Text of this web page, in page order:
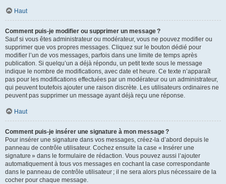
Haut
Comment puis-je modifier ou supprimer un message ?
Sauf si vous êtes administrateur ou modérateur, vous ne pouvez modifier ou
supprimer que vos propres messages. Cliquez sur le bouton dédié pour
modifier l’un de vos messages, parfois dans une limite de temps après
publication. Si quelqu’un a déjà répondu, un petit texte sous le message
indique le nombre de modifications, avec date et heure. Ce texte n’apparaît
pas pour les modifications effectuées par un modérateur ou un administrateur,
qui peuvent toutefois ajouter une raison discrète. Les utilisateurs ordinaires ne
peuvent pas supprimer un message ayant déjà reçu une réponse.
Haut
Comment puis-je insérer une signature à mon message ?
Pour insérer une signature dans vos messages, créez-la d’abord depuis le
panneau de contrôle utilisateur. Cochez ensuite la case « Insérer une
signature » dans le formulaire de rédaction. Vous pouvez aussi l’ajouter
automatiquement à tous vos messages en cochant la case correspondante
dans le panneau de contrôle utilisateur ; il ne sera alors plus nécessaire de la
cocher pour chaque message.